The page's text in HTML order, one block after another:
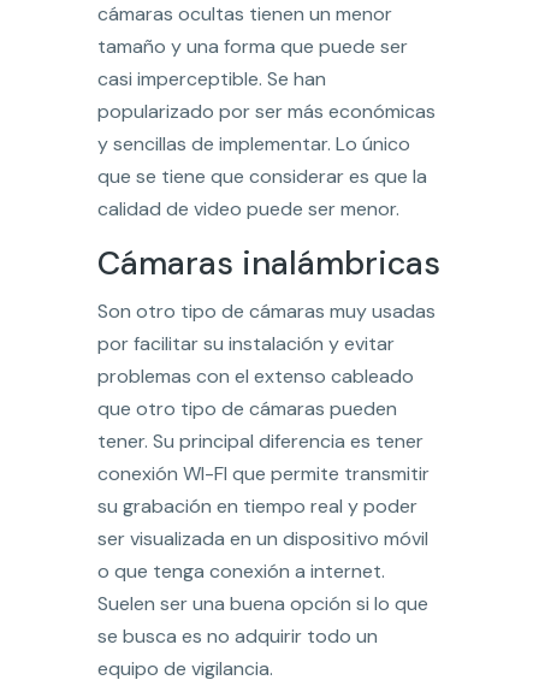
cámaras ocultas tienen un menor
tamaño y una forma que puede ser
casi imperceptible. Se han
popularizado por ser más económicas
y sencillas de implementar. Lo único
que se tiene que considerar es que la
calidad de video puede ser menor.
Cámaras inalámbricas
Son otro tipo de cámaras muy usadas
por facilitar su instalación y evitar
problemas con el extenso cableado
que otro tipo de cámaras pueden
tener. Su principal diferencia es tener
conexión WI-FI que permite transmitir
su grabación en tiempo real y poder
ser visualizada en un dispositivo móvil
o que tenga conexión a internet.
Suelen ser una buena opción si lo que
se busca es no adquirir todo un
equipo de vigilancia.